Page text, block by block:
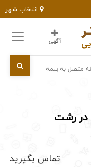
انتخاب شهر
آگهی
متصل به بیمه
در رشت
تماس بگیرید